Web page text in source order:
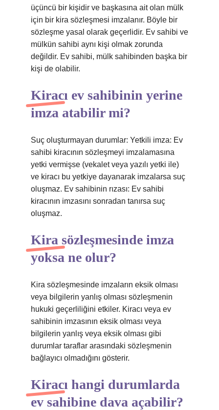
üçüncü bir kişidir ve başkasına ait olan mülk
için bir kira sözleşmesi imzalanır. Böyle bir
sözleşme yasal olarak geçerlidir. Ev sahibi ve
mülkün sahibi aynı kişi olmak zorunda
değildir. Ev sahibi, mülk sahibinden başka bir
kişi de olabilir.
Kiracı ev sahibinin yerine
imza atabilir mi?
Suç oluşturmayan durumlar: Yetkili imza: Ev
sahibi kiracının sözleşmeyi imzalamasına
yetki vermişse (vekalet veya yazılı yetki ile)
ve kiracı bu yetkiye dayanarak imzalarsa suç
oluşmaz. Ev sahibinin rızası: Ev sahibi
kiracının imzasını sonradan tanırsa suç
oluşmaz.
Kira sözleşmesinde imza
yoksa ne olur?
Kira sözleşmesinde imzaların eksik olması
veya bilgilerin yanlış olması sözleşmenin
hukuki geçerliliğini etkiler. Kiracı veya ev
sahibinin imzasının eksik olması veya
bilgilerin yanlış veya eksik olması gibi
durumlar taraflar arasındaki sözleşmenin
bağlayıcı olmadığını gösterir.
Kiracı hangi durumlarda
ev sahibine dava açabilir?